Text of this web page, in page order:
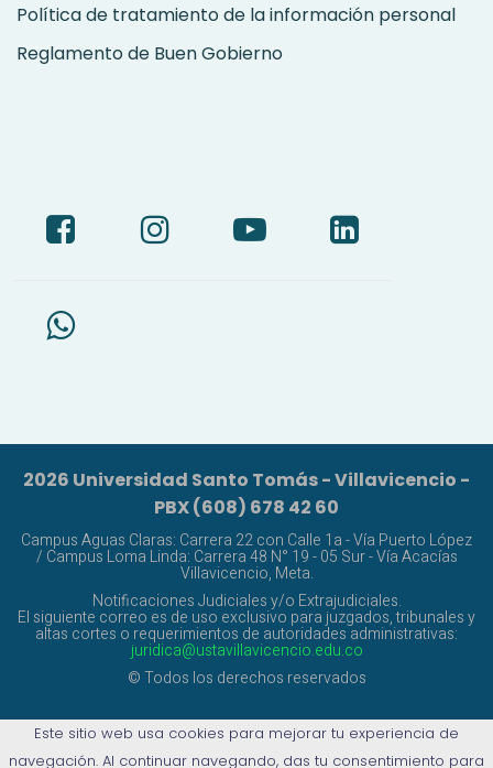
Política de tratamiento de la información personal
Reglamento de Buen Gobierno
2026 Universidad Santo Tomás - Villavicencio -
PBX (608) 678 42 60
Campus Aguas Claras: Carrera 22 con Calle 1a - Vía Puerto López
/ Campus Loma Linda: Carrera 48 N° 19 - 05 Sur - Vía Acacías
Villavicencio, Meta.
Notificaciones Judiciales y/o Extrajudiciales.
El siguiente correo es de uso exclusivo para juzgados, tribunales y
altas cortes o requerimientos de autoridades administrativas:
juridica@ustavillavicencio.edu.co
© Todos los derechos reservados
Este sitio web usa cookies para mejorar tu experiencia de
navegación. Al continuar navegando, das tu consentimiento para